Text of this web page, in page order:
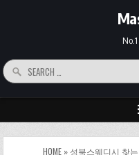
Search for:
HOME » 성북스웨디시 찾